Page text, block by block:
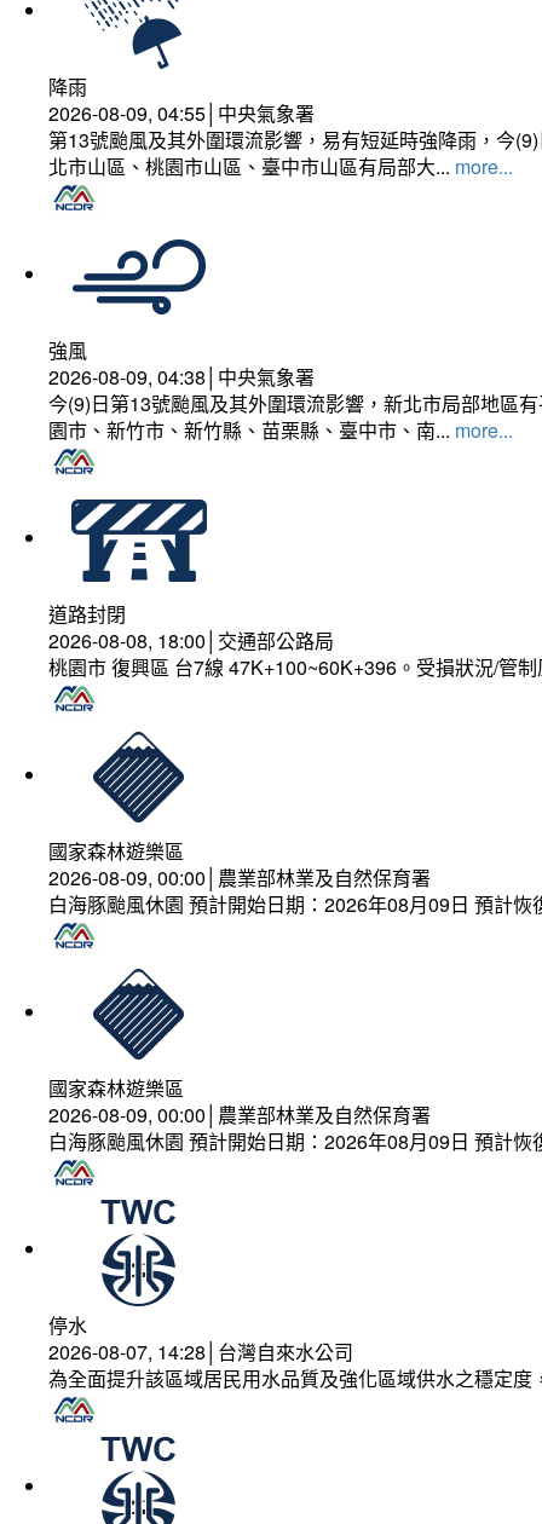
降雨
2026-08-09, 04:55│中央氣象署
第13號颱風及其外圍環流影響，易有短延時強降雨，今
北市山區、桃園市山區、臺中市山區有局部大... more...
強風
2026-08-09, 04:38│中央氣象署
今(9)日第13號颱風及其外圍環流影響，新北市局部地區
園市、新竹市、新竹縣、苗栗縣、臺中市、南... more...
道路封閉
2026-08-08, 18:00│交通部公路局
桃園市 復興區 台7線 47K+100~60K+396。受損狀況/管
國家森林遊樂區
2026-08-09, 00:00│農業部林業及自然保育署
白海豚颱風休園 預計開始日期：2026年08月09日 預計
國家森林遊樂區
2026-08-09, 00:00│農業部林業及自然保育署
白海豚颱風休園 預計開始日期：2026年08月09日 預計
停水
2026-08-07, 14:28│台灣自來水公司
為全面提升該區域居民用水品質及強化區域供水之穩定